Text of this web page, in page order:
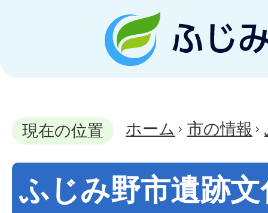
現在の位置 ホーム 市の情報
ふじみ野市遺跡